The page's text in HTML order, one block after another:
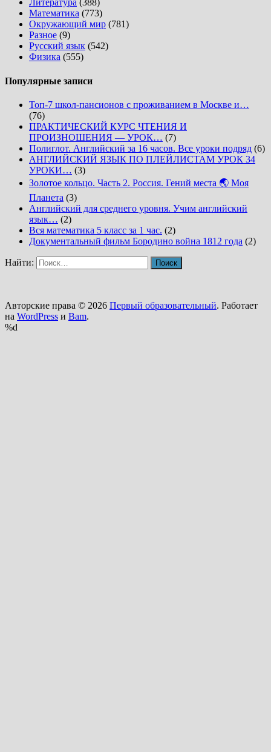
Литература (388)
Математика (773)
Окружающий мир (781)
Разное (9)
Русский язык (542)
Физика (555)
Популярные записи
Топ-7 школ-пансионов с проживанием в Москве и…
(76)
ПРАКТИЧЕСКИЙ КУРС ЧТЕНИЯ И
ПРОИЗНОШЕНИЯ — УРОК… (7)
Полиглот. Английский за 16 часов. Все уроки подряд (6)
АНГЛИЙСКИЙ ЯЗЫК ПО ПЛЕЙЛИСТАМ УРОК 34
УРОКИ… (3)
Золотое кольцо. Часть 2. Россия. Гений места 🌏 Моя
Планета (3)
Английский для среднего уровня. Учим английский
язык… (2)
Вся математика 5 класс за 1 час. (2)
Документальный фильм Бородино война 1812 года (2)
Найти:
Авторские права © 2026 Первый образовательный. Работает
на WordPress и Bam.
%d